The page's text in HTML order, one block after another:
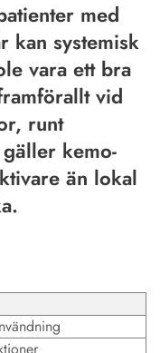
med
kan systemisk
vara ett bra
vid
runt
kemo-
än lokal